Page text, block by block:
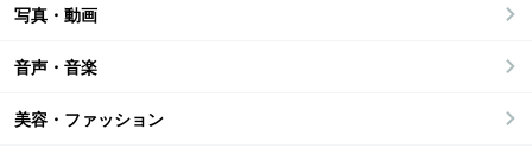
写真・動画
音声・音楽
美容・ファッション